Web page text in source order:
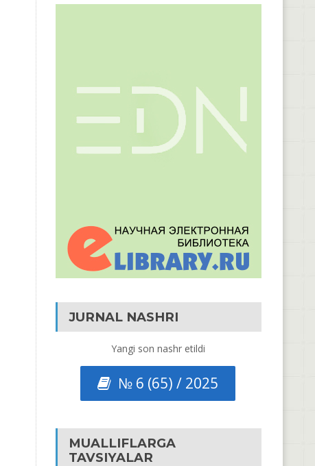
JURNAL NASHRI
Yangi son nashr etildi
№ 6 (65) / 2025
MUALLIFLARGA
TAVSIYALAR